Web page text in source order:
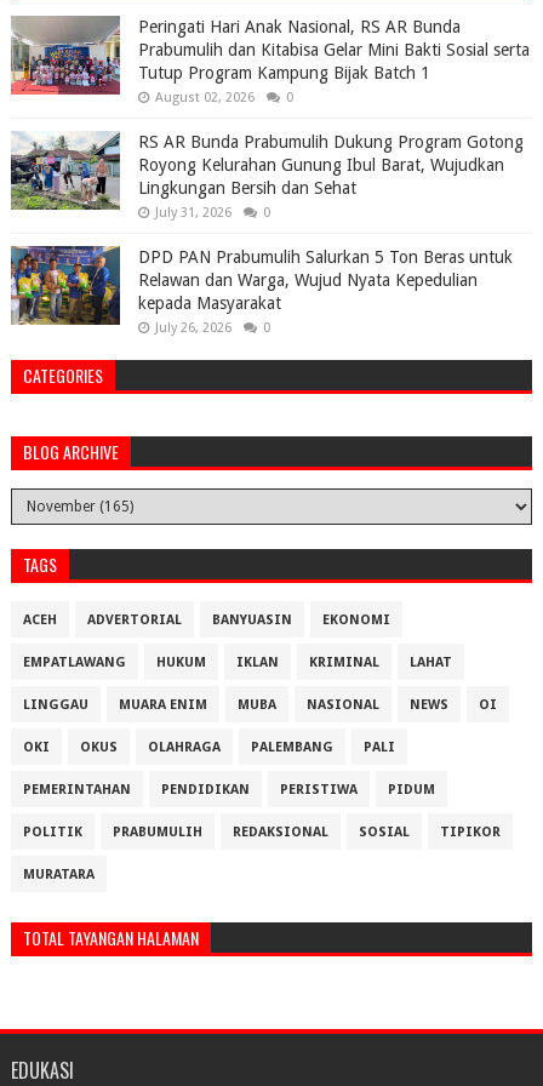
Peringati Hari Anak Nasional, RS AR Bunda
Prabumulih dan Kitabisa Gelar Mini Bakti Sosial serta
Tutup Program Kampung Bijak Batch 1
August 02, 2026 0
RS AR Bunda Prabumulih Dukung Program Gotong
Royong Kelurahan Gunung Ibul Barat, Wujudkan
Lingkungan Bersih dan Sehat
July 31, 2026 0
DPD PAN Prabumulih Salurkan 5 Ton Beras untuk
Relawan dan Warga, Wujud Nyata Kepedulian
kepada Masyarakat
July 26, 2026 0
CATEGORIES
BLOG ARCHIVE
TAGS
ACEH ADVERTORIAL BANYUASIN EKONOMI
EMPATLAWANG HUKUM IKLAN KRIMINAL LAHAT
LINGGAU MUARA ENIM MUBA NASIONAL NEWS OI
OKI OKUS OLAHRAGA PALEMBANG PALI
PEMERINTAHAN PENDIDIKAN PERISTIWA PIDUM
POLITIK PRABUMULIH REDAKSIONAL SOSIAL TIPIKOR
MURATARA
TOTAL TAYANGAN HALAMAN
EDUKASI